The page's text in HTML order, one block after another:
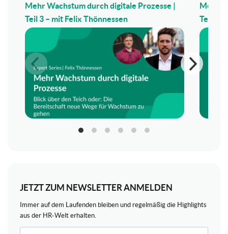
Mehr Wachstum durch digitale Prozesse |
Teil 3 – mit Felix Thönnessen
Mehr
Teil 2 –
JETZT ZUM NEWSLETTER ANMELDEN
Immer auf dem Laufenden bleiben und regelmäßig die Highlights
aus der HR-Welt erhalten.